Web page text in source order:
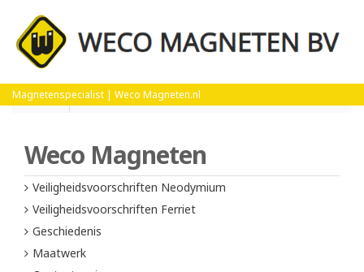
Magnetenspecialist | Weco Magneten.nl
Home Algemene voorwaarden zakelijk
Weco Magneten
Veiligheidsvoorschriften Neodymium
Veiligheidsvoorschriften Ferriet
Geschiedenis
Maatwerk